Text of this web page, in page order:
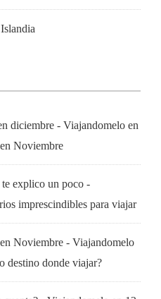
diciembre - Viajandomelo en
Noviembre
explico un poco -
imprescindibles para viajar
Noviembre - Viajandomelo
destino donde viajar?